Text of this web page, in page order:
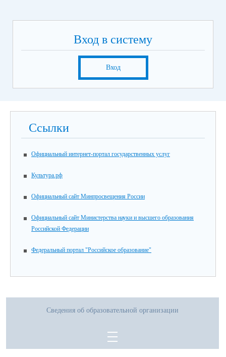
Вход в систему
Вход
Ссылки
Официальный интернет-портал государственных услуг
Культура.рф
Официальный сайт Минпросвещения России
Официальный сайт Министерства науки и высшего образования
Российской Федерации
Федеральный портал "Российское образование"
Сведения об образовательной организации